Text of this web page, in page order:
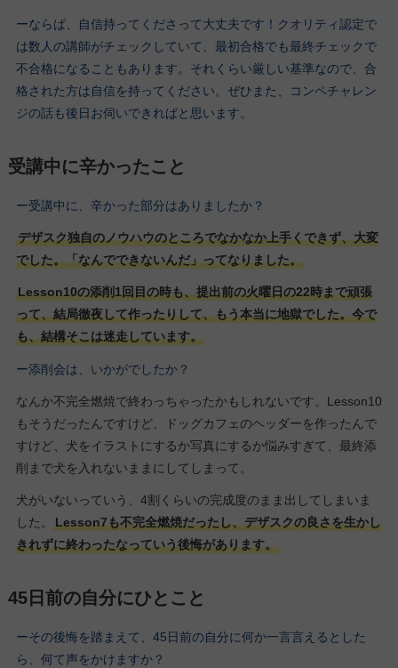
ーならば、自信持ってくださって大丈夫です！クオリティ認定で
は数人の講師がチェックしていて、最初合格でも最終チェックで
不合格になることもあります。それくらい厳しい基準なので、合
格された方は自信を持ってください。ぜひまた、コンペチャレン
ジの話も後日お伺いできればと思います。
受講中に辛かったこと
ー受講中に、辛かった部分はありましたか？
デザスク独自のノウハウのところでなかなか上手くできず、大変
でした。「なんでできないんだ」ってなりました。
Lesson10の添削1回目の時も、提出前の火曜日の22時まで頑張
って、結局徹夜して作ったりして、もう本当に地獄でした。今で
も、結構そこは迷走しています。
ー添削会は、いかがでしたか？
なんか不完全燃焼で終わっちゃったかもしれないです。Lesson10
もそうだったんですけど、ドッグカフェのヘッダーを作ったんで
すけど、犬をイラストにするか写真にするか悩みすぎて、最終添
削まで犬を入れないままにしてしまって。
犬がいないっていう、4割くらいの完成度のまま出してしまいま
した。
Lesson7も不完全燃焼だったし、デザスクの良さを生かし
きれずに終わったなっていう後悔があります。
45日前の自分にひとこと
ーその後悔を踏まえて、45日前の自分に何か一言言えるとした
ら、何て声をかけますか？